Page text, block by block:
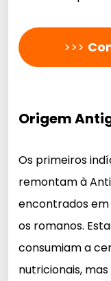
>>>
Origem
Os primeiros
remontam à
encontrados em
os romanos.
consumiam a
nutricionais,